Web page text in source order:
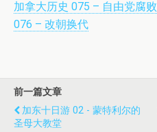
加拿大历史 075 – 自由党腐败
076 – 改朝换代
前一篇文章
加东十日游 02 - 蒙特利尔的
圣母大教堂